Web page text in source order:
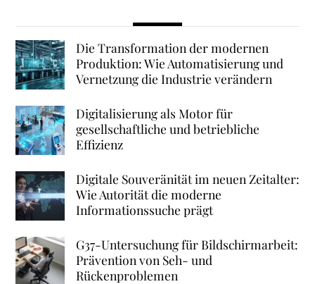
Die Transformation der modernen
Produktion: Wie Automatisierung und
Vernetzung die Industrie verändern
Digitalisierung als Motor für
gesellschaftliche und betriebliche
Effizienz
Digitale Souveränität im neuen Zeitalter:
Wie Autorität die moderne
Informationssuche prägt
G37-Untersuchung für Bildschirmarbeit:
Prävention von Seh- und
Rückenproblemen